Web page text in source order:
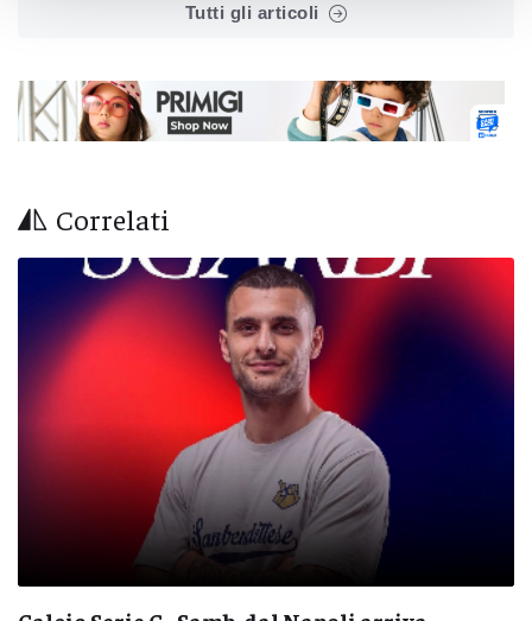
Tutti gli articoli
Correlati